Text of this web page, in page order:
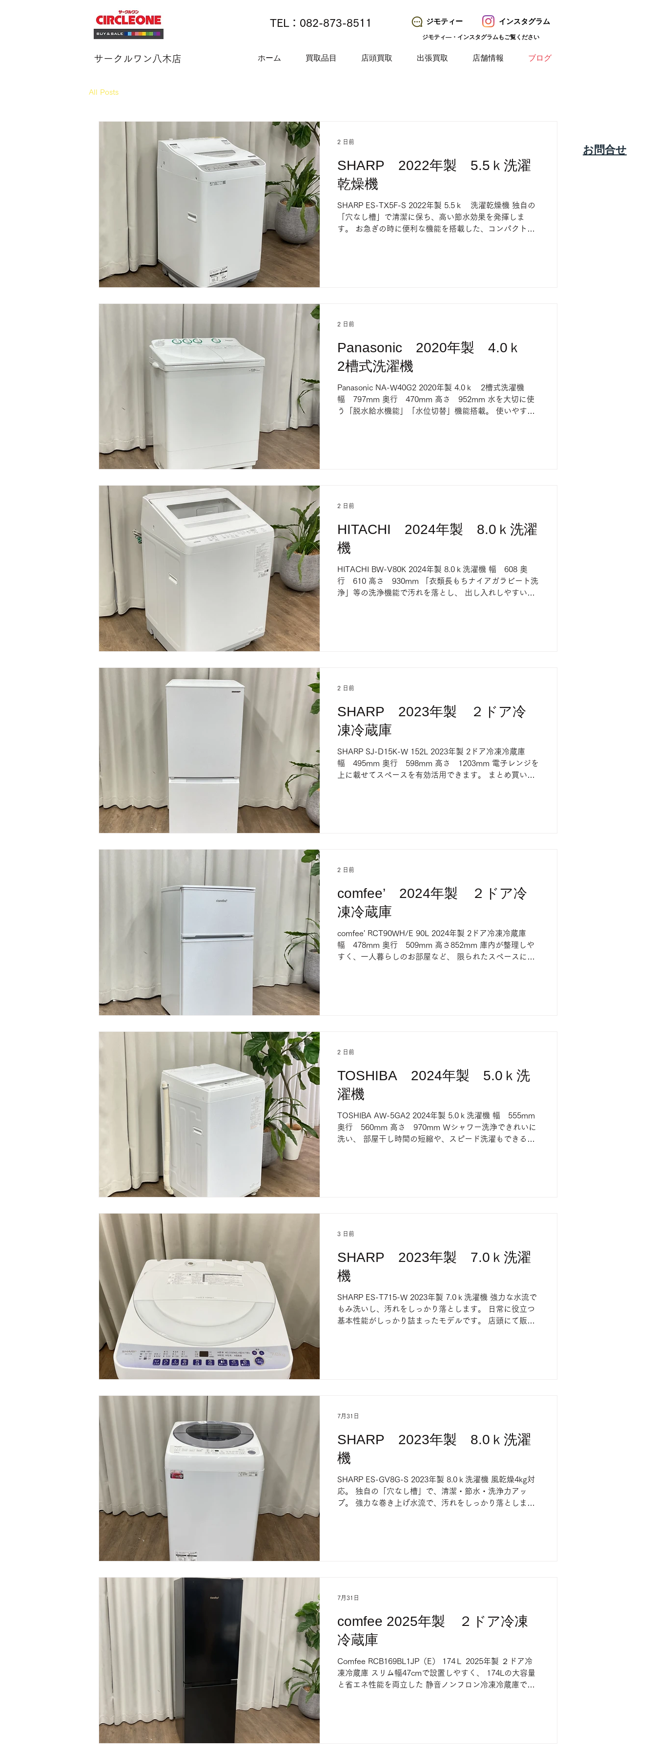
​お問合せ
サークルワン八木店
TEL：082-873-8511 ジモティー インスタグラム
ジモティ―・インスタグラムもご覧ください
ホーム 買取品目 店頭買取 出張買取 店舗情報 ブログ
All Posts
SHARP 2022年製 5.5ｋ洗濯
乾燥機
SHARP ES-TX5F-S 2022年製 5.5ｋ 洗濯乾燥機 独自の
「穴なし槽」で清潔に保ち、高い節水効果を発揮しま
す。 お急ぎの時に便利な機能を搭載した、コンパクトな
2 日前
Panasonic 2020年製 4.0ｋ
2槽式洗濯機
Panasonic NA-W40G2 2020年製 4.0ｋ 2槽式洗濯機
幅 797mm 奥行 470mm 高さ 952mm 水を大切に使
う「脱水給水機能」「水位切替」機能搭載。 使いやす
2 日前
HITACHI 2024年製 8.0ｋ洗濯
機
HITACHI BW-V80K 2024年製 8.0ｋ洗濯機 幅 608 奥
行 610 高さ 930mm 「衣類長もちナイアガラビート洗
浄」等の洗浄機能で汚れを落とし、 出し入れしやすい低
2 日前
SHARP 2023年製 ２ドア冷
凍冷蔵庫
SHARP SJ-D15K-W 152L 2023年製 2ドア冷凍冷蔵庫
幅 495mm 奥行 598mm 高さ 1203mm 電子レンジを
上に載せてスペースを有効活用できます。 まとめ買いに
2 日前
comfee’ 2024年製 ２ドア冷
凍冷蔵庫
comfee' RCT90WH/E 90L 2024年製 2ドア冷凍冷蔵庫
幅 478mm 奥行 509mm 高さ852mm 庫内が整理しや
すく、一人暮らしのお部屋など、 限られたスペースにも
2 日前
TOSHIBA 2024年製 5.0ｋ洗
濯機
TOSHIBA AW-5GA2 2024年製 5.0ｋ洗濯機 幅 555mm
奥行 560mm 高さ 970mm Ｗシャワー洗浄できれいに
洗い、 部屋干し時間の短縮や、スピード洗濯もできる洗
2 日前
SHARP 2023年製 7.0ｋ洗濯
機
SHARP ES-T715-W 2023年製 7.0ｋ洗濯機 強力な水流で
もみ洗いし、汚れをしっかり落とします。 日常に役立つ
基本性能がしっかり詰まったモデルです。 店頭にて販売
3 日前
SHARP 2023年製 8.0ｋ洗濯
機
SHARP ES-GV8G-S 2023年製 8.0ｋ洗濯機 風乾燥4kg対
応。 独自の「穴なし槽」で、清潔・節水・洗浄力アッ
プ。 強力な巻き上げ水流で、汚れをしっかり落としま
7月31日
comfee 2025年製 ２ドア冷凍
冷蔵庫
Comfee RCB169BL1JP（E） 174Ｌ 2025年製 ２ドア冷
凍冷蔵庫 スリム幅47cmで設置しやすく、 174Lの大容量
と省エネ性能を両立した 静音ノンフロン冷凍冷蔵庫で
7月31日